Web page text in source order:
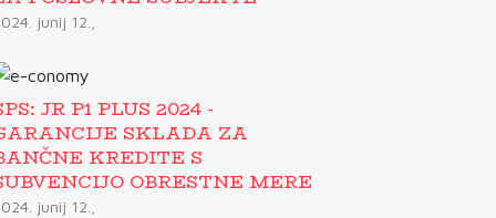
junij 12.,
JR P1 PLUS 2024 -
SKLADA ZA
KREDITE S
OBRESTNE MERE
junij 12.,